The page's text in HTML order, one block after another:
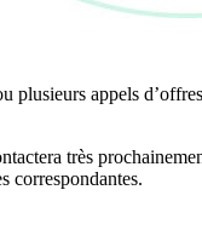
plusieurs appels
très
correspondantes.